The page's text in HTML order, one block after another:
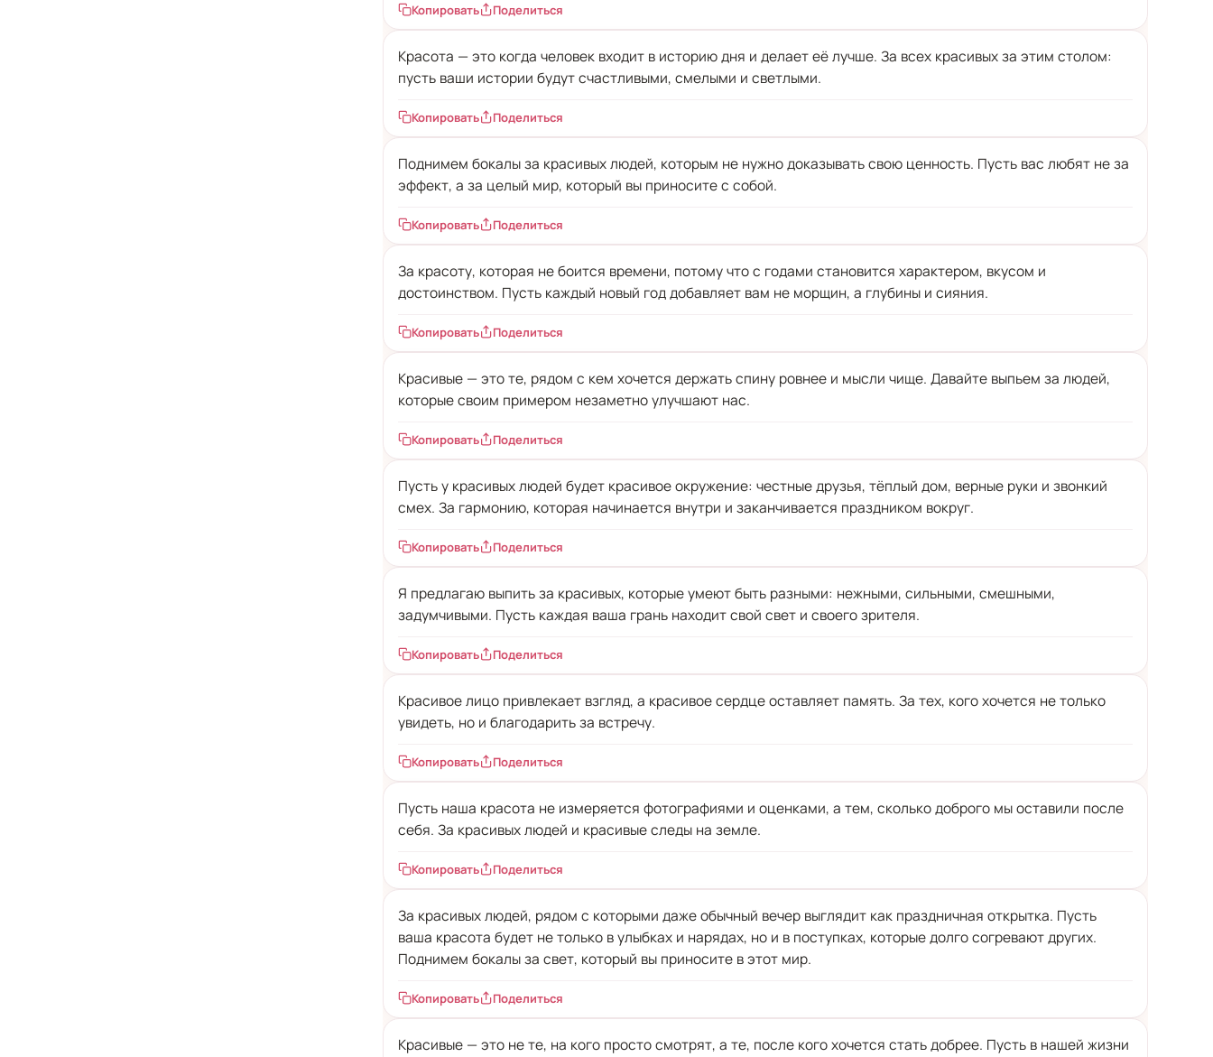
Копировать Поделиться
Красота — это когда человек входит в историю дня и делает её лучше. За всех красивых за этим столом:
пусть ваши истории будут счастливыми, смелыми и светлыми.
Копировать Поделиться
Поднимем бокалы за красивых людей, которым не нужно доказывать свою ценность. Пусть вас любят не за
эффект, а за целый мир, который вы приносите с собой.
Копировать Поделиться
За красоту, которая не боится времени, потому что с годами становится характером, вкусом и
достоинством. Пусть каждый новый год добавляет вам не морщин, а глубины и сияния.
Копировать Поделиться
Красивые — это те, рядом с кем хочется держать спину ровнее и мысли чище. Давайте выпьем за людей,
которые своим примером незаметно улучшают нас.
Копировать Поделиться
Пусть у красивых людей будет красивое окружение: честные друзья, тёплый дом, верные руки и звонкий
смех. За гармонию, которая начинается внутри и заканчивается праздником вокруг.
Копировать Поделиться
Я предлагаю выпить за красивых, которые умеют быть разными: нежными, сильными, смешными,
задумчивыми. Пусть каждая ваша грань находит свой свет и своего зрителя.
Копировать Поделиться
Красивое лицо привлекает взгляд, а красивое сердце оставляет память. За тех, кого хочется не только
увидеть, но и благодарить за встречу.
Копировать Поделиться
Пусть наша красота не измеряется фотографиями и оценками, а тем, сколько доброго мы оставили после
себя. За красивых людей и красивые следы на земле.
Копировать Поделиться
За красивых людей, рядом с которыми даже обычный вечер выглядит как праздничная открытка. Пусть
ваша красота будет не только в улыбках и нарядах, но и в поступках, которые долго согревают других.
Поднимем бокалы за свет, который вы приносите в этот мир.
Копировать Поделиться
Красивые — это не те, на кого просто смотрят, а те, после кого хочется стать добрее. Пусть в нашей жизни